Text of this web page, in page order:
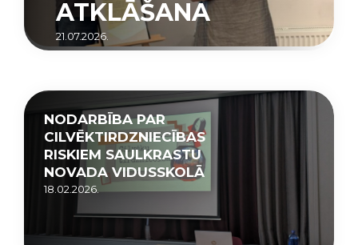
ATKLĀŠANA
21.07.2026.
NODARBĪBA PAR
CILVĒKTIRDZNIECĪBAS
RISKIEM SAULKRASTU
NOVADA VIDUSSKOLĀ
18.02.2026.